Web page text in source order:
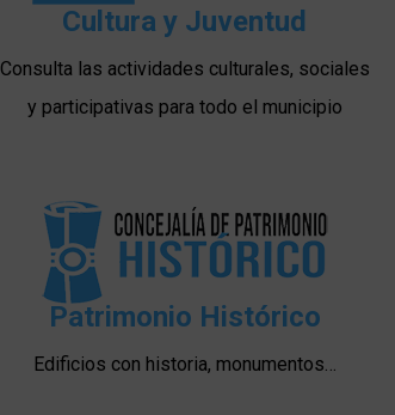
Cultura y Juventud
Consulta las actividades culturales, sociales
y participativas para todo el municipio
Patrimonio Histórico
Edificios con historia, monumentos…